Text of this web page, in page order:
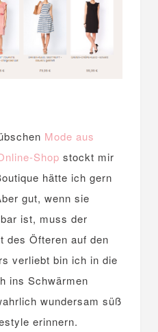
Mode aus
Shop stockt mir
hätte ich gern
gut, wenn sie
ist, muss der
des Öfteren auf den
verliebt bin ich in die
ins Schwärmen
wundersam süß
erinnern.